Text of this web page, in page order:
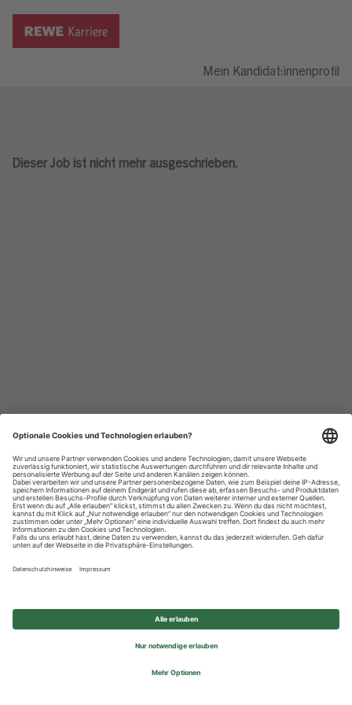
Mein Kandidat:innenprofil
Dieser Job ist nicht mehr ausgeschrieben.
Datenschutzhinweise
Impressum
Privatsphäre-Einstellungen
© 2026 REWE Group - All rights reserved